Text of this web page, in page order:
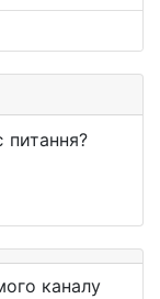
питання?
каналу